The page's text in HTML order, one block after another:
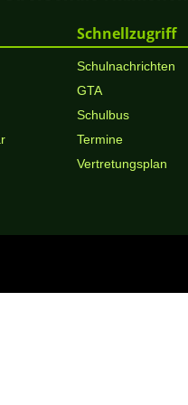
Schnellzugriff
Schulnachrichten
GTA
Schulbus
Termine
Vertretungsplan